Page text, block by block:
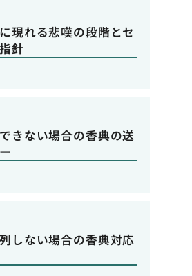
現れる悲嘆の段階とセ
針
きない場合の香典の送
しない場合の香典対応